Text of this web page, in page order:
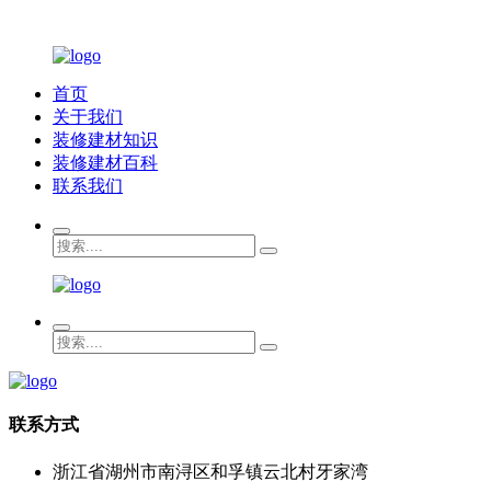
首页
关于我们
装修建材知识
装修建材百科
联系我们
联系方式
浙江省湖州市南浔区和孚镇云北村牙家湾